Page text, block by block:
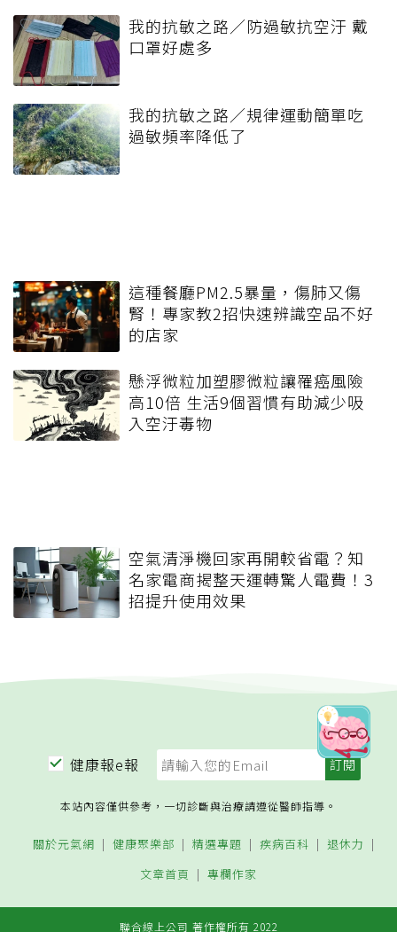
我的抗敏之路／防過敏抗空汙 戴
口罩好處多
我的抗敏之路／規律運動簡單吃
過敏頻率降低了
這種餐廳PM2.5暴量，傷肺又傷
腎！專家教2招快速辨識空品不好
的店家
懸浮微粒加塑膠微粒讓罹癌風險
高10倍 生活9個習慣有助減少吸
入空汙毒物
空氣清淨機回家再開較省電？知
名家電商揭整天運轉驚人電費！3
招提升使用效果
健康報e報
本站內容僅供參考，一切診斷與治療請遵從醫師指導。
關於元氣網 健康聚樂部 精選專題 疾病百科
退休力
文章首頁
專欄作家
聯合線上公司 著作權所有 2022